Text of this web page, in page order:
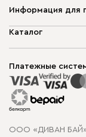
Информация для
О компании
Способы оплаты
Рассрочка и кредит
Гарантия
Карта сайта
Политика
Каталог
Корпусная мебель
Распродажа
Платежные
ООО «ДИВАН